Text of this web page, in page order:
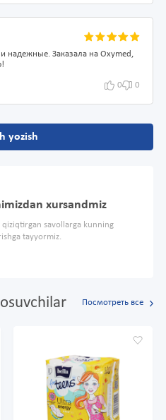
надежные. Заказала на Oxymed,
0 0
yozish
xursandmiz
qiziqtirgan savollarga kunning
tayyormiz.
Посмотреть все